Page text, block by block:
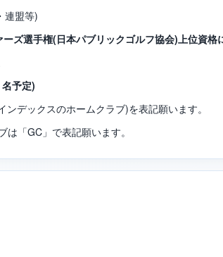
連盟等)
ズ選手権(日本パブリックゴルフ協会)上位資格
予定)
デックスのホームクラブ)を表記願います。
「GC」で表記願います。